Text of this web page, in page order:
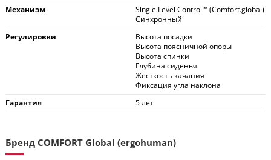
Механизм
Single Level Control™ (Comfort.global)
Синхронный
Регулировки
Высота посадки
Высота поясничной опоры
Высота спинки
Глубина сиденья
Жесткость качания
Фиксация угла наклона
Гарантия
5 лет
Бренд COMFORT Global (ergohuman)